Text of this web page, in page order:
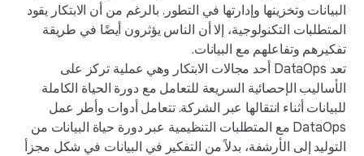
البيانات وتخزينها وإدارتها في التطور. بالرغم من أن الابتكار يقود
المتطلبات التكنولوجية، إلا أن الناس يؤثرون أيضًا في طريقة
تفكيرهم وتفاعلهم مع البيانات.
تعد DataOps أحد مجالات الابتكار وهي عملية تركز على
الأساليب الإحصائية السريعة للتعامل مع دورة الحياة الكاملة
للبيانات أثناء انتقالها عبر الشركة. تتعامل أدوات وأطر عمل
DataOps مع المتطلبات التنظيمية عبر دورة حياة البيانات من
التوليد إلى الأرشفة، بدلاً من التفكير في البيانات في شكل مجزأ